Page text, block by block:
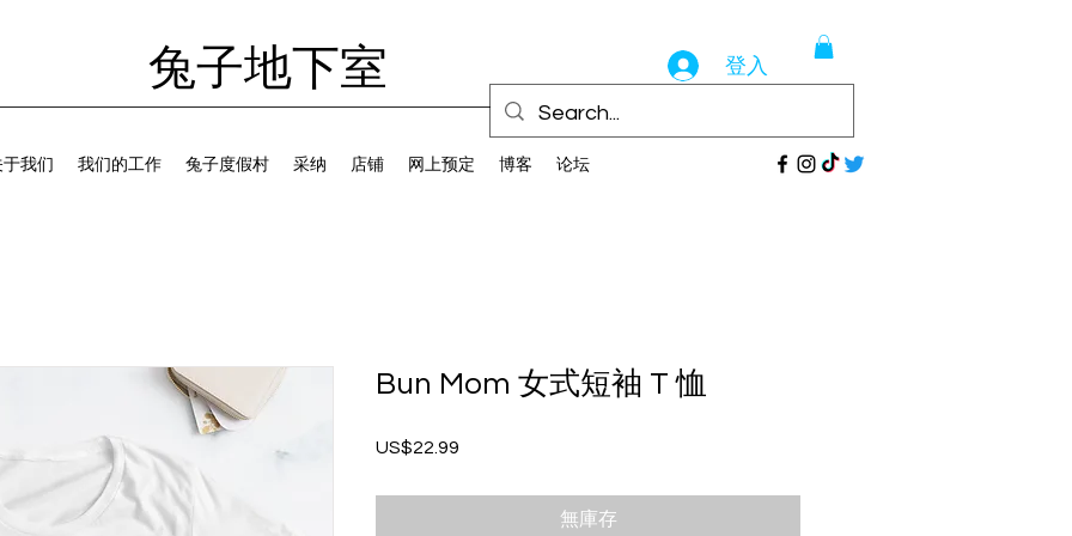
兔子地下室 登入
我们 我们的工作 兔子度假村 采纳 店铺 网上预定 博客 论坛
Bun Mom 女式短袖 T 恤
US$22.99
無庫存